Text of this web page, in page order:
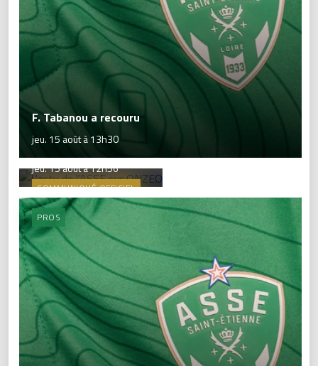
F. Tabanou a recouru
jeu. 15 août à 13h30
COMMUNIQUÉ OFFICIEL
L'actu de l'ASSE sur ONZEO
jeu. 15 août à 12h56
PROS